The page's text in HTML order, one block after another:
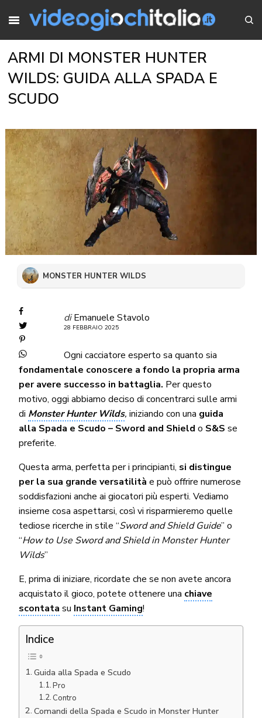
ARMI DI MONSTER HUNTER
WILDS: GUIDA ALLA SPADA E
SCUDO
MONSTER HUNTER WILDS
di Emanuele Stavolo
28 FEBBRAIO 2025
Ogni cacciatore esperto sa quanto sia
fondamentale conoscere a fondo la propria arma
per avere successo in battaglia. Per questo
motivo, oggi abbiamo deciso di concentrarci sulle armi
di Monster Hunter Wilds, iniziando con una guida
alla Spada e Scudo – Sword and Shield o S&S se
preferite.
Questa arma, perfetta per i principianti, si distingue
per la sua grande versatilità e può offrire numerose
soddisfazioni anche ai giocatori più esperti. Vediamo
insieme cosa aspettarsi, così vi risparmieremo quelle
tediose ricerche in stile “Sword and Shield Guide” o
“How to Use Sword and Shield in Monster Hunter
Wilds”
E, prima di iniziare, ricordate che se non avete ancora
acquistato il gioco, potete ottenere una chiave
scontata su Instant Gaming!
Indice
Guida alla Spada e Scudo
Pro
Contro
Comandi della Spada e Scudo in Monster Hunter